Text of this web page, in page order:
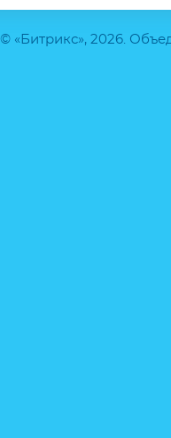
© «Битрикс», 2026.